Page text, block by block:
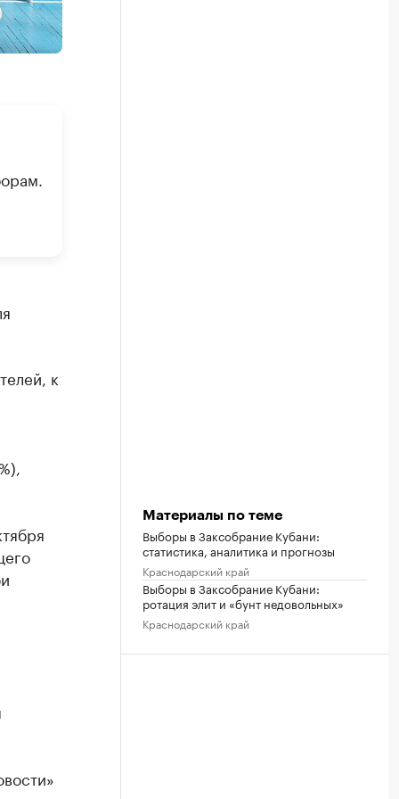
к
Материалы по теме
Выборы в Заксобрание Кубани:
статистика, аналитика и прогнозы
Краснодарский край
Выборы в Заксобрание Кубани:
ротация элит и «бунт недовольных»
Краснодарский край